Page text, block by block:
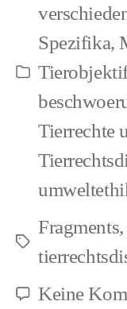
Kategorien
Spezifika,
Tierrechte
Schlagwörter
Fragments,
Keine